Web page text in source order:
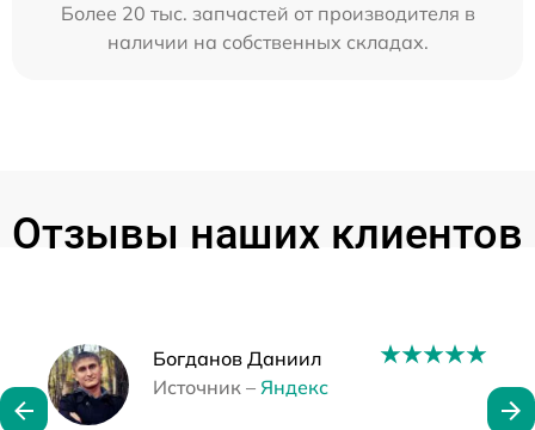
Более 20 тыс. запчастей от производителя в
наличии на собственных складах.
Отзывы наших клиентов
Богданов Даниил
Источник – Яндекс
Наши мастера